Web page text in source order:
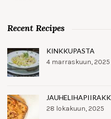
Recent Recipes
KINKKUPASTA
4 marraskuun, 2025
28 lokakuun, 2025